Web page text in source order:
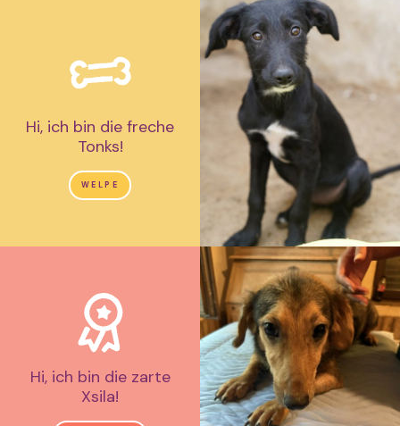
Hi, ich bin die freche
Tonks!
WELPE
Hi, ich bin die zarte
Xsila!